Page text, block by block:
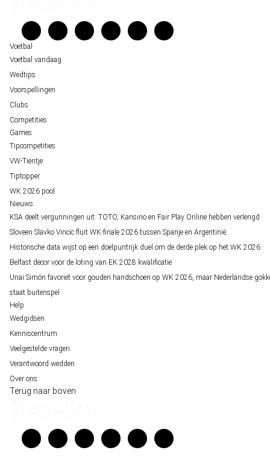
Verantwoord wedden
Over ons
Voetbal
Voetbal vandaag
Wedtips
Voorspellingen
Clubs
Competities
Games
Tipcompetities
VW-Tientje
Tiptopper
WK 2026 pool
Nieuws
KSA deelt vergunningen uit: TOTO, Kansino en Fair Play Online hebben verlengd
Sloveen Slavko Vincic fluit WK-finale 2026 tussen Spanje en Argentinië
Historische data wijst op een doelpuntrijk duel om de derde plek op het WK 2026
Belfast decor voor de loting van EK 2028 kwalificatie
Unai Simón favoriet voor gouden handschoen op WK 2026, maar Nederlandse
staat buitenspel
Help
Wedgidsen
Kenniscentrum
Veelgestelde vragen
Verantwoord wedden
Over ons
Terug naar boven